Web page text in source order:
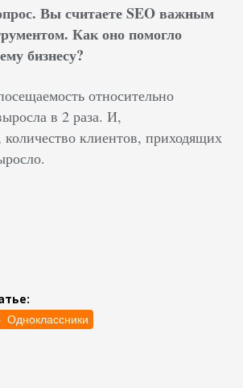
Вы считаете SEO важным
Как оно помогло
бизнесу?
относительно
в 2 раза. И,
количество клиентов, приходящих